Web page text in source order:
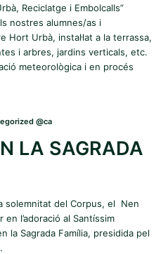
Reciclatge i Embolcalls”
nostres alumnes/as i
Hort Urbà, instal·lat a la terrassa,
i arbres, jardins verticals, etc.
meteorològica i en procés
@ca
LA SAGRADA
solemnitat del Corpus, el Nen
l’adoració al Santíssim
la Sagrada Família, presidida pel